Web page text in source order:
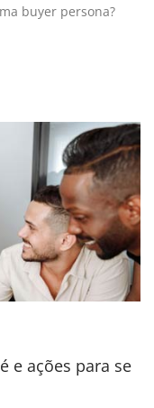
buyer persona?
e ações para se